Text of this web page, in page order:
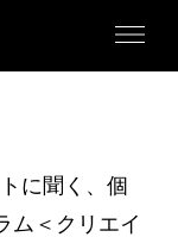
に聞く、個
ム＜クリエイ